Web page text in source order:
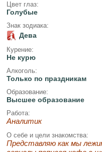
Цвет глаз:
Голубые
Знак зодиака:
Дева
Курение:
Не курю
Алкоголь:
Только по праздникам
Образование:
Высшее образование
Работа:
Аналитик
О себе и цели знакомства:
Представляю как мы